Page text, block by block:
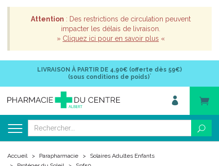
Attention : Des restrictions de circulation peuvent
impacter les délais de livraison.
» Cliquez ici pour en savoir plus «
LIVRAISON À PARTIR DE 4,90€ (offerte dès 59€)
(sous conditions de poids)*
Accueil Parapharmacie
Solaires Adultes Enfants